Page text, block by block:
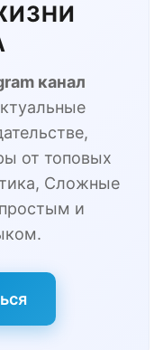
канал
от топовых
Сложные
и